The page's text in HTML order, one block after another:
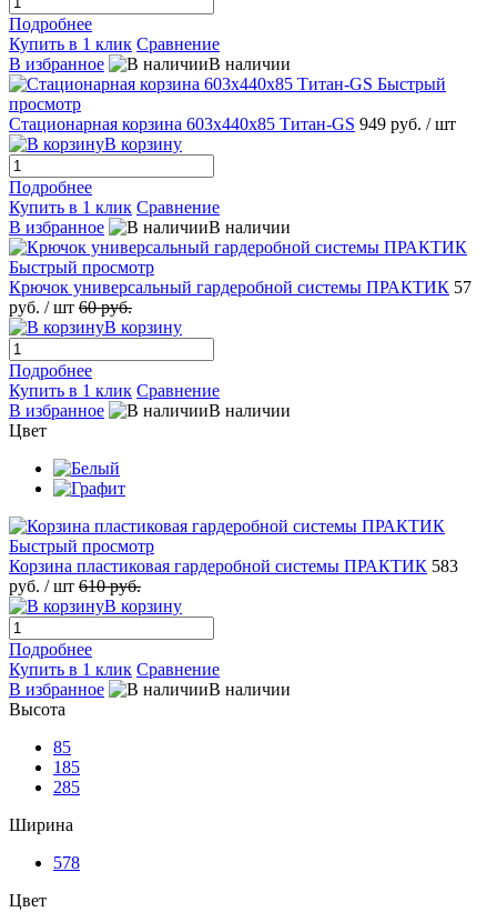
Подробнее
Купить в 1 клик Сравнение
В избранное
В наличии
Быстрый
просмотр
Стационарная корзина 603x440x85 Титан-GS 949 руб. / шт
В корзину
Подробнее
Купить в 1 клик Сравнение
В избранное
В наличии
Быстрый просмотр
Крючок универсальный гардеробной системы ПРАКТИК 57
руб. / шт 60 руб.
В корзину
Подробнее
Купить в 1 клик Сравнение
В избранное
В наличии
Цвет
Быстрый просмотр
Корзина пластиковая гардеробной системы ПРАКТИК 583
руб. / шт 610 руб.
В корзину
Подробнее
Купить в 1 клик Сравнение
В избранное
В наличии
Высота
85
185
285
Ширина
578
Цвет